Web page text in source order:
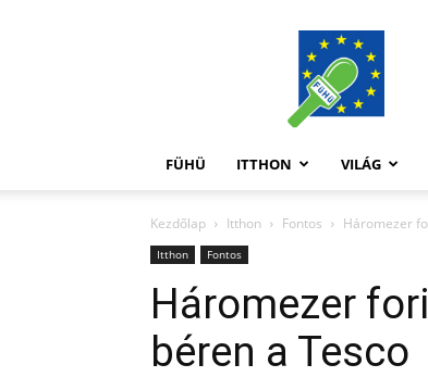
FüHü
FÜHÜ ITTHON VILÁG
Kezdőlap Itthon Fontos Háromezer
Itthon Fontos
Háromezer
béren a Tesco